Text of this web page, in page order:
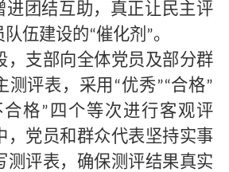
进团结互助，真正让民主评
队伍建设的“催化剂 ”。
支部向全体党员及部分群
测评表，采用 “优秀”“合格”
合格” 四个等次进行客观评
，党员和群众代表坚持实事
测评表，确保测评结果真实